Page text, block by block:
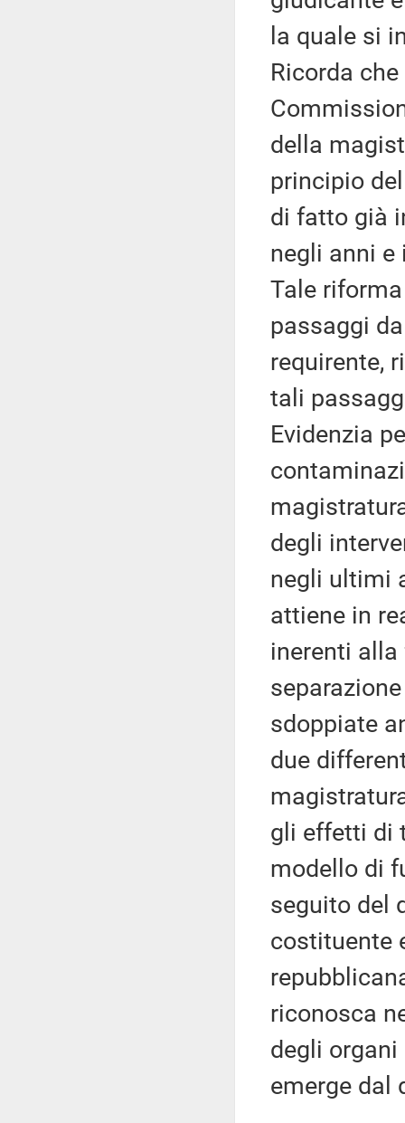
la quale si
Ricorda
della
principio
di fatto già
negli anni
Tale
passaggi
requirente,
tali
Evidenzia
degli
negli ultimi
attiene in
inerenti
sdoppiate
due
gli effetti di
modello di
seguito del
costituente
riconosca
degli
emerge dal